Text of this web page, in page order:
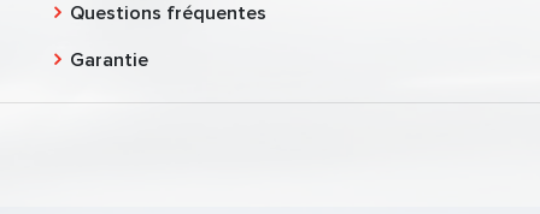
Questions fréquentes
Garantie